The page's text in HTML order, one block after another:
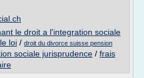
le droit a l'integration sociale
loi / droit du divorce suisse pension
sociale jurisprudence / frais